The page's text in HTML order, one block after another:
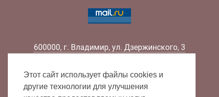
600000, г. Владимир, ул. Дзержинского, 3
Факс:
+7 (4922) 32-52-88
E-mail:
info@lib33.ru
Этот сайт использует файлы cookies и
другие технологии для улучшения